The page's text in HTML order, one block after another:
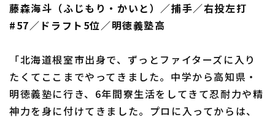
藤森海斗（ふじもり・かいと）／捕手／右投左打
#57／ドラフト5位／明徳義塾高
「北海道根室市出身で、ずっとファイターズに入り
たくてここまでやってきました。中学から高知県・
明徳義塾に行き、6年間寮生活をしてきて忍耐力や精
神力を身に付けてきました。プロに入ってからは、